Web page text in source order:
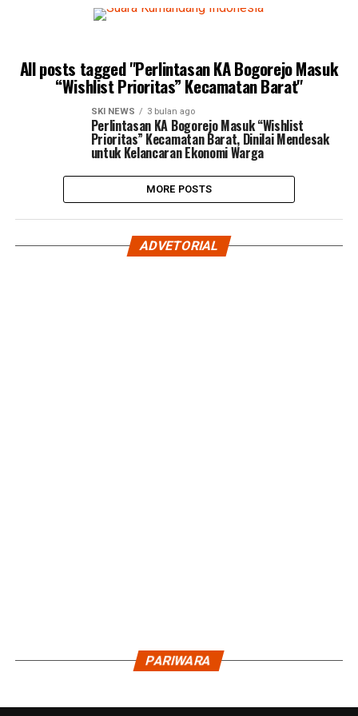
All posts tagged "Perlintasan KA Bogorejo Masuk
“Wishlist Prioritas” Kecamatan Barat"
SKI NEWS 3 bulan ago
Perlintasan KA Bogorejo Masuk “Wishlist
Prioritas” Kecamatan Barat, Dinilai Mendesak
untuk Kelancaran Ekonomi Warga
MORE POSTS
ADVETORIAL
PARIWARA